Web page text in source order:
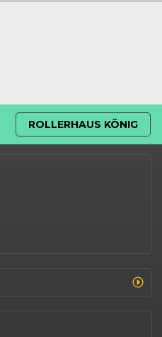
ROLLERHAUS KÖNIG